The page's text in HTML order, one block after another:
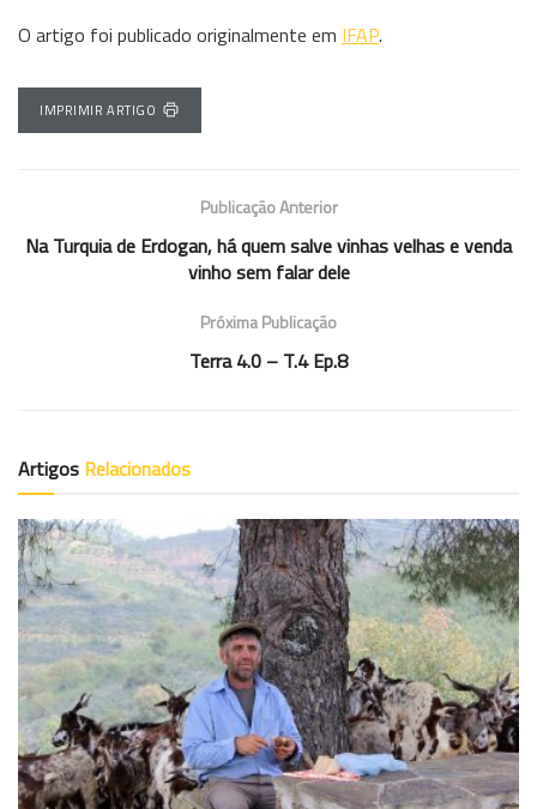
O artigo foi publicado originalmente em IFAP.
IMPRIMIR ARTIGO
Publicação Anterior
Na Turquia de Erdogan, há quem salve vinhas velhas e venda
vinho sem falar dele
Próxima Publicação
Terra 4.0 – T.4 Ep.8
Artigos Relacionados